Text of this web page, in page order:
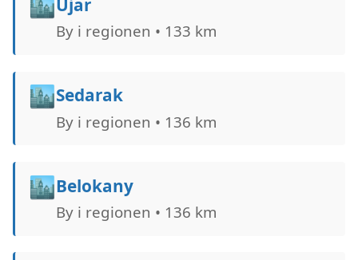
Ujar
By i regionen • 133 km
🏙️Sedarak
By i regionen • 136 km
🏙️Belokany
By i regionen • 136 km